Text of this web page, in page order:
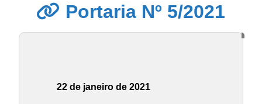
Portaria Nº 5/2021
22 de janeiro de 2021